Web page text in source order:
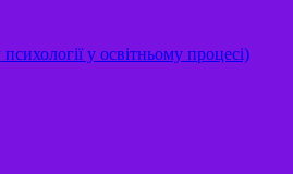
у освітньому процесі)